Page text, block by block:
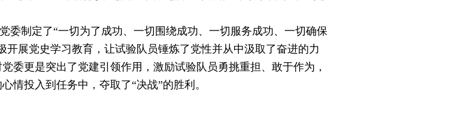
制定了“一切为了成功、一切围绕成功、一切服务成功、一切确保
展党史学习教育，让试验队员锤炼了党性并从中汲取了奋进的力
委更是突出了党建引领作用，激励试验队员勇挑重担、敢于作为，
情投入到任务中，夺取了“决战”的胜利。